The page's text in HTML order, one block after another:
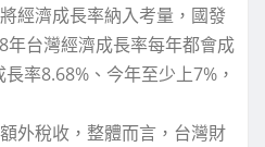
經濟成長率納入考量，國發
年台灣經濟成長率每年都會成
率8.68%、今年至少上7%，
外稅收，整體而言，台灣財